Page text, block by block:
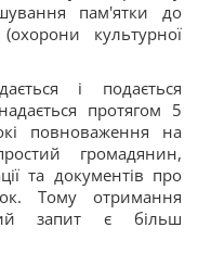
пам'ятки до
культурної
і подається
протягом 5
повноваження на
громадянин,
та документів про
Тому отримання
запит є більш